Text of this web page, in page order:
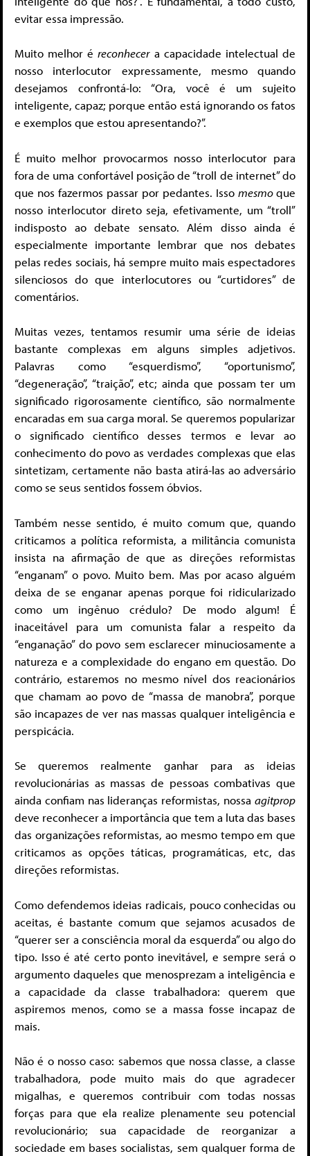
evitar essa impressão.
Muito melhor éreconhecera capacidade intelectual de
nosso interlocutor expressamente, mesmo quando
desejamos confrontá-lo: “Ora, você é um sujeito
inteligente, capaz; porque então está ignorando os fatos
e exemplos que estou apresentando?”.
É muito melhor provocarmos nosso interlocutor para
fora de uma confortável posição de “troll de internet” do
que nos fazermos passar por pedantes. Isso mesmoque
nosso interlocutor direto seja, efetivamente, um “troll”
indisposto ao debate sensato. Além disso ainda é
especialmente importante lembrar que nos debates
pelas redes sociais, há sempre muito mais espectadores
silenciosos do que interlocutores ou “curtidores” de
comentários.
Muitas vezes, tentamos resumir uma série de ideias
bastante complexas em alguns simples adjetivos.
Palavras como “esquerdismo”, “oportunismo”,
“degeneração”, “traição”, etc; ainda que possam ter um
significado rigorosamente científico, são normalmente
encaradas em sua carga moral. Se queremos popularizar
o significado científico desses termos e levar ao
conhecimento do povo as verdades complexas que elas
sintetizam, certamente não basta atirá-las ao adversário
como se seus sentidos fossem óbvios.
Também nesse sentido, é muito comum que, quando
criticamos a política reformista, a militância comunista
insista na afirmação de que as direções reformistas
“enganam” o povo. Muito bem. Mas por acaso alguém
deixa de se enganar apenas porque foi ridicularizado
como um ingênuo crédulo? De modo algum! É
inaceitável para um comunista falar a respeito da
“enganação” do povo sem esclarecer minuciosamente a
natureza e a complexidade do engano em questão. Do
contrário, estaremos no mesmo nível dos reacionários
que chamam ao povo de “massa de manobra”, porque
são incapazes de ver nas massas qualquer inteligência e
perspicácia.
Se queremos realmente ganhar para as ideias
revolucionárias as massas de pessoas combativas que
ainda confiam nas lideranças reformistas, nossa agitprop
deve reconhecer a importância que tem a luta das bases
das organizações reformistas, ao mesmo tempo em que
criticamos as opções táticas, programáticas, etc, das
direções reformistas.
Como defendemos ideias radicais, pouco conhecidas ou
aceitas, é bastante comum que sejamos acusados de
“querer ser a consciência moral da esquerda” ou algo do
tipo. Isso é até certo ponto inevitável, e sempre será o
argumento daqueles que menosprezam a inteligência e
a capacidade da classe trabalhadora: querem que
aspiremos menos, como se a massa fosse incapaz de
mais.
Não é o nosso caso: sabemos que nossa classe, a classe
trabalhadora, pode muito mais do que agradecer
migalhas, e queremos contribuir com todas nossas
forças para que ela realize plenamente seu potencial
revolucionário; sua capacidade de reorganizar a
sociedade em bases socialistas, sem qualquer forma de